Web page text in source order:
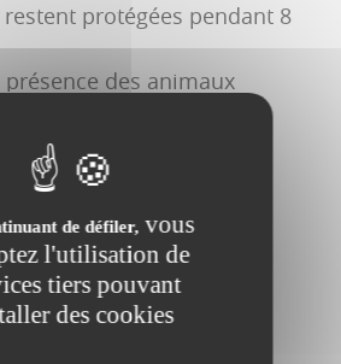
restent protégées pendant 8
des animaux
Pyrèthre 1g/L
de défiler, vous
l'utilisation de
tiers pouvant
des cookies